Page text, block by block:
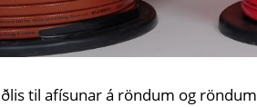
til afísunar á röndum og röndum